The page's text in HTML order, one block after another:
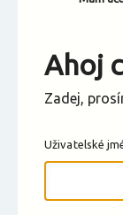
Ahoj
Zadej,
Uživatelské